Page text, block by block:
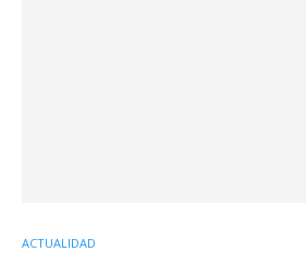
ACTUALIDAD